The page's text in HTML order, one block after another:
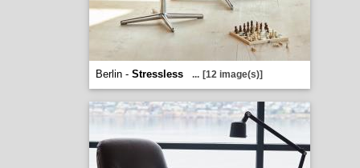
Berlin - Stressless ... [12 image(s)]